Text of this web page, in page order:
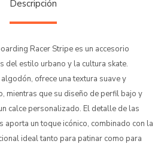
Descripción
Racer Stripe es un accesorio
del estilo urbano y la cultura skate.
ofrece una textura suave y
mientras que su diseño de perfil bajo y
calce personalizado. El detalle de las
aporta un toque icónico, combinado con la
ideal tanto para patinar como para